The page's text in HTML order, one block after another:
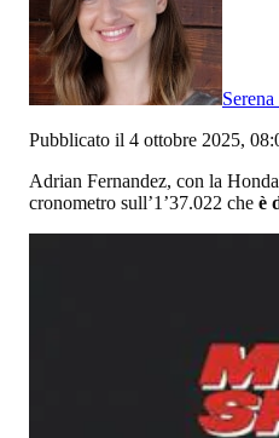
Pubblicato il 4 ottobre 2025,
Adrian Fernandez, con la
cronometro sull’1’37.022 che è